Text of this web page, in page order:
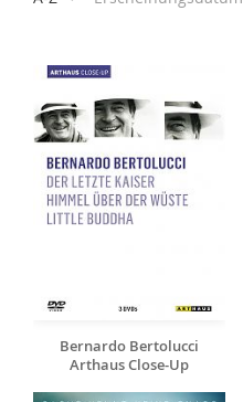
Bernardo Bertolucci
Arthaus Close-Up